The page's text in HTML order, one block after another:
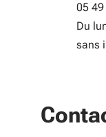
05
Du
sans